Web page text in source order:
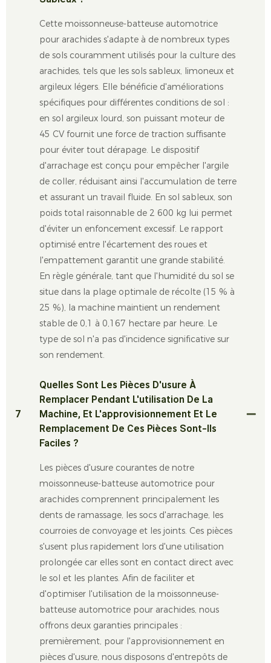
Cette moissonneuse-batteuse automotrice
pour arachides s'adapte à de nombreux types
de sols couramment utilisés pour la culture des
arachides, tels que les sols sableux, limoneux et
argileux légers. Elle bénéficie d'améliorations
spécifiques pour différentes conditions de sol :
en sol argileux lourd, son puissant moteur de
45 CV fournit une force de traction suffisante
pour éviter tout dérapage. Le dispositif
d'arrachage est conçu pour empêcher l'argile
de coller, réduisant ainsi l'accumulation de terre
et assurant un travail fluide. En sol sableux, son
poids total raisonnable de 2 600 kg lui permet
d'éviter un enfoncement excessif. Le rapport
optimisé entre l'écartement des roues et
l'empattement garantit une grande stabilité.
En règle générale, tant que l'humidité du sol se
situe dans la plage optimale de récolte (15 % à
25 %), la machine maintient un rendement
stable de 0,1 à 0,167 hectare par heure. Le
type de sol n'a pas d'incidence significative sur
son rendement.
7
Quelles Sont Les Pièces D'usure À
Remplacer Pendant L'utilisation De La
Machine, Et L'approvisionnement Et Le
Remplacement De Ces Pièces Sont-Ils
Faciles ?
Les pièces d'usure courantes de notre
moissonneuse-batteuse automotrice pour
arachides comprennent principalement les
dents de ramassage, les socs d'arrachage, les
courroies de convoyage et les joints. Ces pièces
s'usent plus rapidement lors d'une utilisation
prolongée car elles sont en contact direct avec
le sol et les plantes. Afin de faciliter et
d'optimiser l'utilisation de la moissonneuse-
batteuse automotrice pour arachides, nous
offrons deux garanties principales :
premièrement, pour l'approvisionnement en
pièces d'usure, nous disposons d'entrepôts de